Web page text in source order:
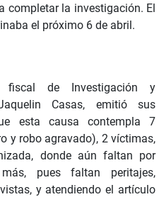
completar la investigación. El
el próximo 6 de abril.
de Investigación y
Casas, emitió sus
esta causa contempla 7
y robo agravado), 2 víctimas,
donde aún faltan por
pues faltan peritajes,
y atendiendo el artículo